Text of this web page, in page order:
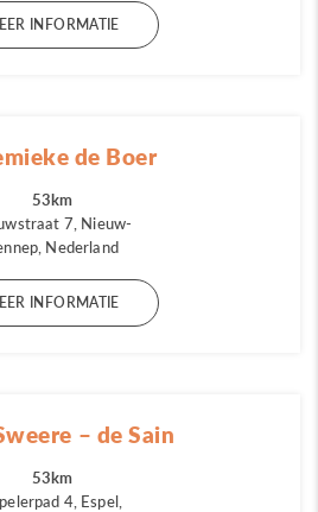
INFORMATIE
de Boer
53km
7, Nieuw-
Nederland
INFORMATIE
– de Sain
53km
4, Espel,